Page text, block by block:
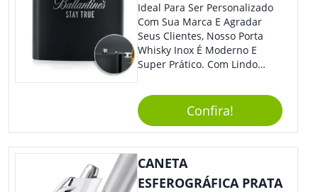
Ideal Para Ser Personalizado
Com Sua Marca E Agradar
Seus Clientes, Nosso Porta
Whisky Inox É Moderno E
Super Prático. Com Lindo
Grande Diferencial Em
Eventos E Feiras Corporativas.
Confira!
CANETA
ESFEROGRÁFICA PRATA